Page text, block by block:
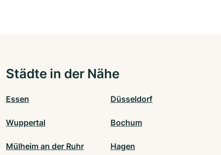
Städte in der Nähe
Essen Düsseldorf
Wuppertal Bochum
Mülheim an der Ruhr Hagen